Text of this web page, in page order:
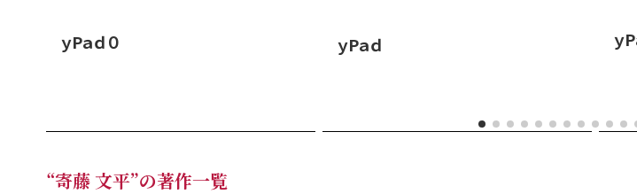
ｙPａｄ０ ｙPａｄ ｙ
“寄藤 文平”の著作一覧